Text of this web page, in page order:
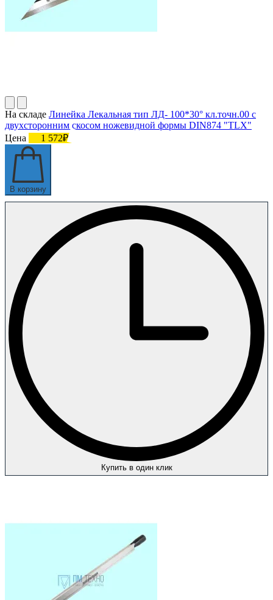
На складе Линейка Лекальная тип ЛД- 100*30° кл.точн.00 с
двухсторонним скосом ножевидной формы DIN874 "TLX"
Цена
1 572₽
В корзину
Купить в один клик